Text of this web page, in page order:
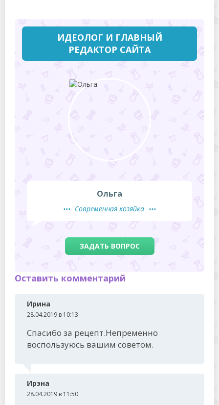
ИДЕОЛОГ И ГЛАВНЫЙ
РЕДАКТОР САЙТА
Ольга
Современная хозяйка
ЗАДАТЬ ВОПРОС
Оставить комментарий
Ирина
28.04.2019 в 10:13
Спасибо за рецепт.Непременно
воспользуюсь вашим советом.
Ирэна
28.04.2019 в 11:50